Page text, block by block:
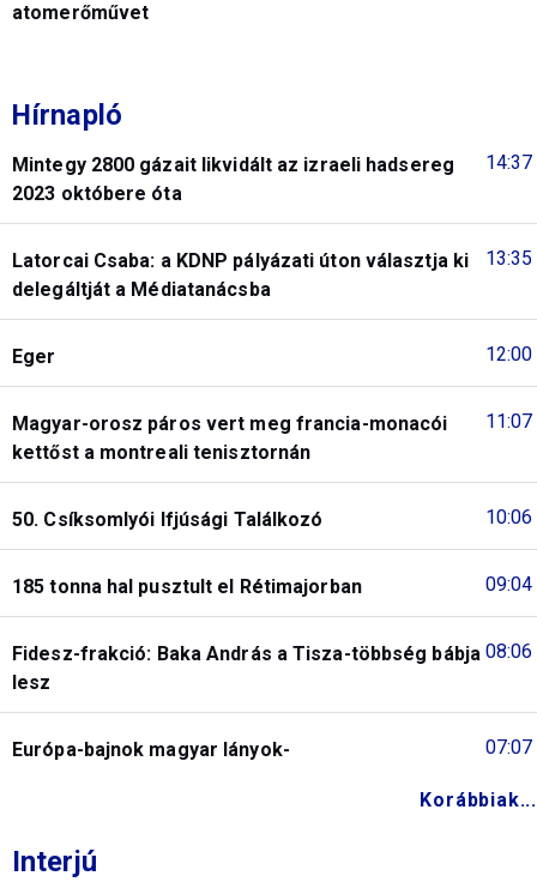
atomerőművet
Hírnapló
14:37
Mintegy 2800 gázait likvidált az izraeli hadsereg
2023 októbere óta
13:35
Latorcai Csaba: a KDNP pályázati úton választja ki
delegáltját a Médiatanácsba
12:00
Eger
11:07
Magyar-orosz páros vert meg francia-monacói
kettőst a montreali tenisztornán
10:06
50. Csíksomlyói Ifjúsági Találkozó
09:04
185 tonna hal pusztult el Rétimajorban
08:06
Fidesz-frakció: Baka András a Tisza-többség bábja
lesz
07:07
Európa-bajnok magyar lányok-
Korábbiak...
Interjú